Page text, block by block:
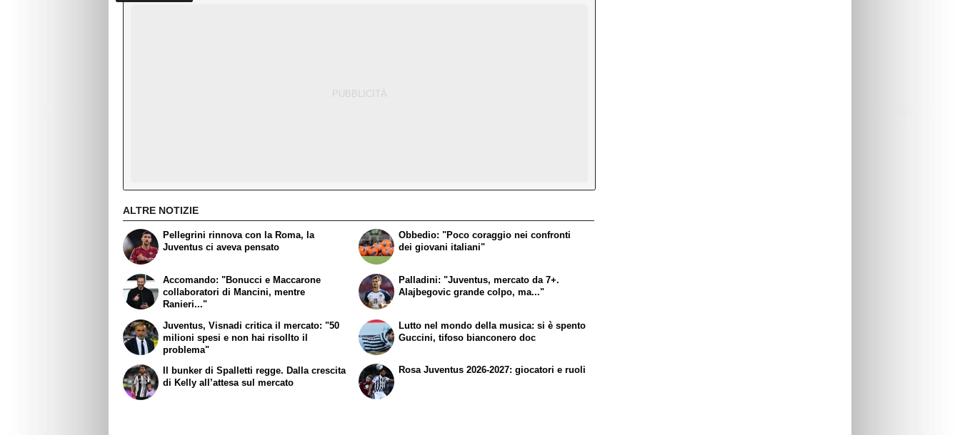
ALTRE NOTIZIE
Pellegrini rinnova con la Roma, la
Juventus ci aveva pensato
Accomando: "Bonucci e Maccarone
collaboratori di Mancini, mentre
Ranieri..."
Obbedio: "Poco coraggio nei confronti
dei giovani italiani"
Palladini: "Juventus, mercato da 7+.
Alajbegovic grande colpo, ma..."
Juventus, Visnadi critica il mercato: "50
milioni spesi e non hai risollto il
problema"
Il bunker di Spalletti regge. Dalla crescita
di Kelly all’attesa sul mercato
Lutto nel mondo della musica: si è spento
Guccini, tifoso bianconero doc
Rosa Juventus 2026-2027: giocatori e ruoli